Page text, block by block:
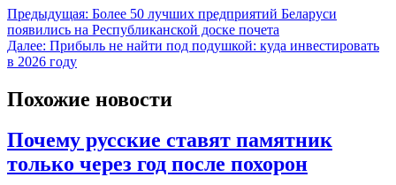
Предыдущая: Более 50 лучших предприятий Беларуси
появились на Республиканской доске почета
Далее: Прибыль не найти под подушкой: куда инвестировать
в 2026 году
Похожие новости
Почему русские ставят памятник
только через год после похорон